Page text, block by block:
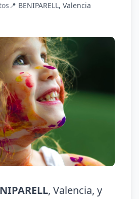
📍 BENIPARELL, Valencia
, Valencia, y